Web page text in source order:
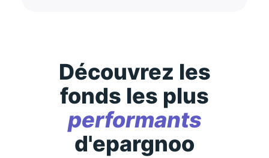
Découvrez les
fonds les plus
performants
d'epargnoo